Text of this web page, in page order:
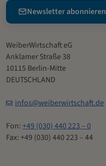
Newsletter abonnieren
WeiberWirtschaft eG
Anklamer Straße 38
10115 Berlin-Mitte
DEUTSCHLAND
infos@weiberwirtschaft.de
Fon:+49 (030) 440 223 – 0
Fax: +49 (030) 440 223 – 44